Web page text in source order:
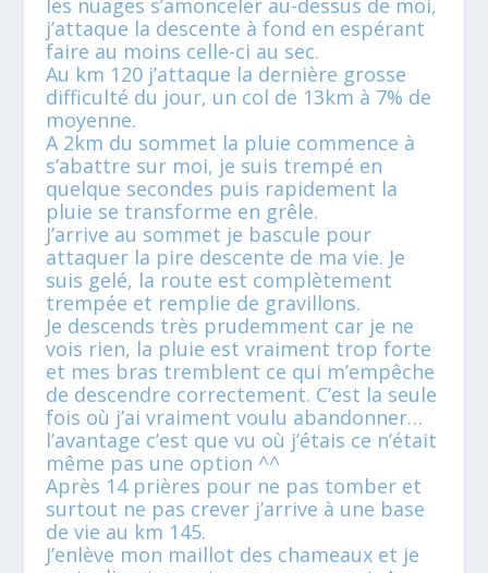
les nuages s’amonceler au-dessus de moi,
j’attaque la descente à fond en espérant
faire au moins celle-ci au sec.
Au km 120 j’attaque la dernière grosse
difficulté du jour, un col de 13km à 7% de
moyenne.
A 2km du sommet la pluie commence à
s’abattre sur moi, je suis trempé en
quelque secondes puis rapidement la
pluie se transforme en grêle.
J’arrive au sommet je bascule pour
attaquer la pire descente de ma vie. Je
suis gelé, la route est complètement
trempée et remplie de gravillons.
Je descends très prudemment car je ne
vois rien, la pluie est vraiment trop forte
et mes bras tremblent ce qui m’empêche
de descendre correctement. C’est la seule
fois où j’ai vraiment voulu abandonner…
l’avantage c’est que vu où j’étais ce n’était
même pas une option ^^
Après 14 prières pour ne pas tomber et
surtout ne pas crever j’arrive à une base
de vie au km 145.
J’enlève mon maillot des chameaux et je